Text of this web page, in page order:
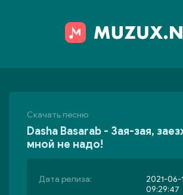
Скачать песню
Dasha Basarab - Зая-зая,
мной не надо!
Дата релиза:
2021-06-
09:29:47